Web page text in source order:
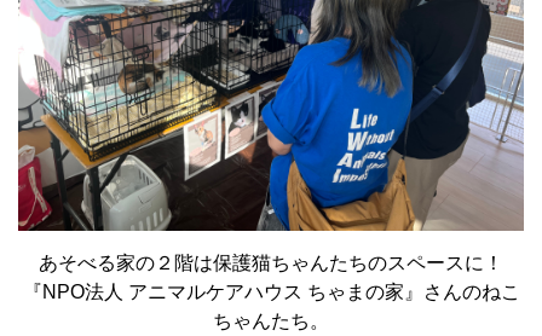
あそべる家の２階は保護猫ちゃんたちのスペースに！
『NPO法人 アニマルケアハウス ちゃまの家』さんのねこ
ちゃんたち。